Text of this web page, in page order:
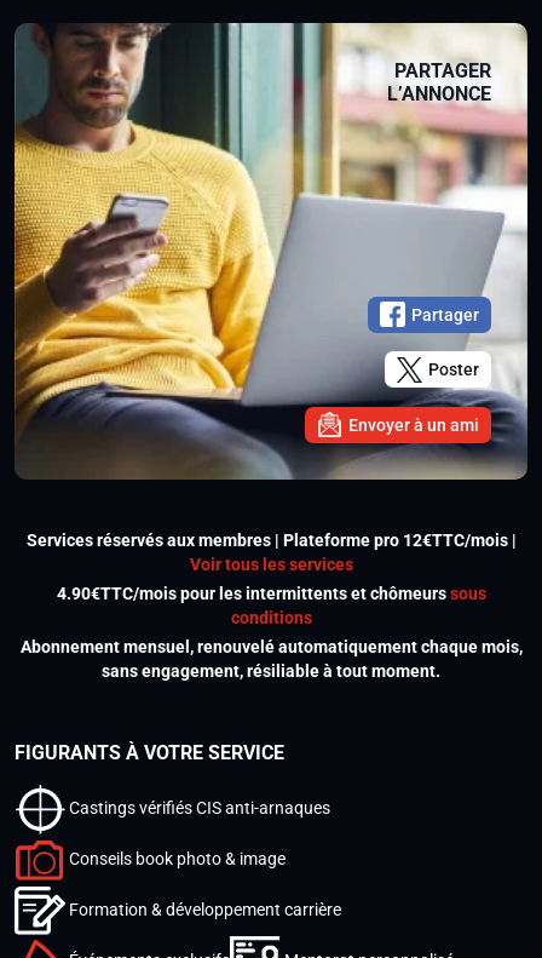
PARTAGER
L’ANNONCE
Partager
Poster
Envoyer à un ami
Services réservés aux membres | Plateforme pro 12€TTC/mois |
Voir tous les services
4.90€TTC/mois pour les intermittents et chômeurssous
conditions
Abonnement mensuel, renouvelé automatiquement chaque mois,
sans engagement, résiliable à tout moment.
FIGURANTS À VOTRE SERVICE
Castings vérifiés CIS anti-arnaques
Conseils book photo & image
Formation & développement carrière